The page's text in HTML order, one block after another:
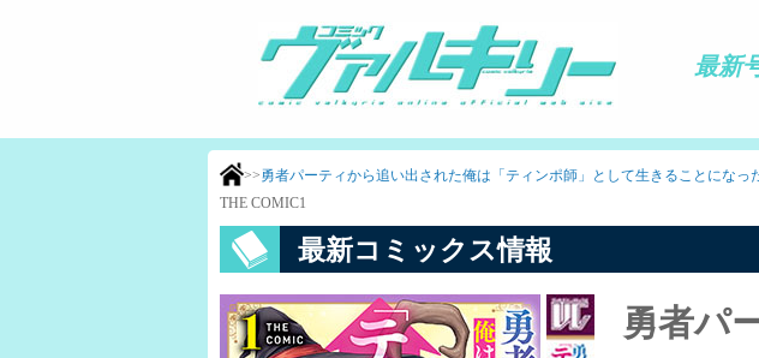
最新
>>勇者パーティから追い出された俺は「ティンポ師」として生きることにな
THE COMIC1
最新コミックス情報
勇者パ